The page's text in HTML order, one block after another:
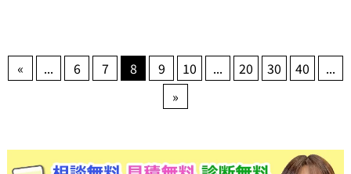
« ... 6 7 8 9 10 ... 20 30 40
...
»